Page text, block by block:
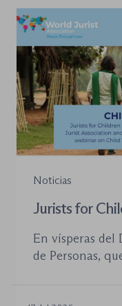
tramitación de
la organización
Noticias
Jurists for
para combatir
defender el
En vísperas
de Personas,